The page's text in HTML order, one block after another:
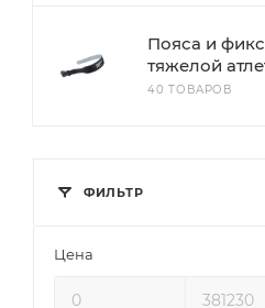
Пояса и
тяжелой
40 ТОВАРОВ
ФИЛЬТР
Цена